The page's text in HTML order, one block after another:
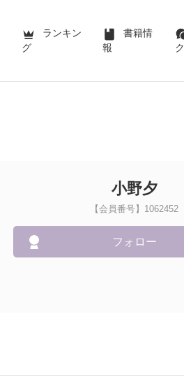
ランキン
グ
書籍情
報
ク
小野夕
【会員番号】1062452
フォロー